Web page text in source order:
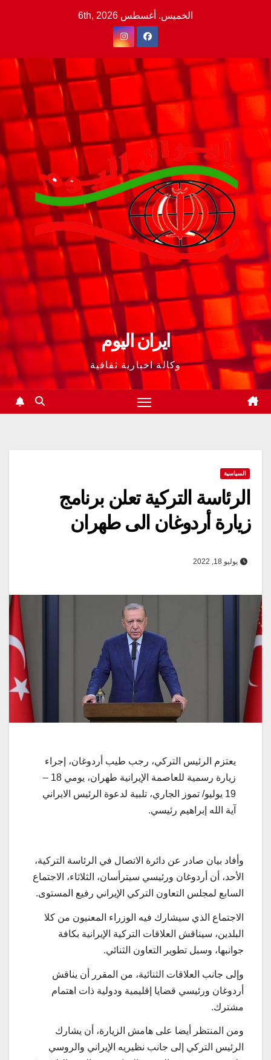
الخميس. أغسطس 6th, 2026
ايران اليوم
وكالة اخبارية ثقافية
السياسية
الرئاسة التركية تعلن برنامج
زيارة أردوغان الى طهران
يوليو 18, 2022
يعتزم الرئيس التركي، رجب طيب أردوغان، إجراء
زيارة رسمية للعاصمة الإيرانية طهران، يومي 18 –
19 يوليو/ تموز الجاري، تلبية لدعوة الرئيس الایراني
آية الله إبراهيم رئيسي.
وأفاد بيان صادر عن دائرة الاتصال في الرئاسة التركية،
الأحد، أن أردوغان ورئيسي سيترأسان، الثلاثاء، الاجتماع
السابع لمجلس التعاون التركي الإيراني رفيع المستوى.
الاجتماع الذي سيشارك فيه الوزراء المعنيون من كلا
البلدين، سيناقش العلاقات التركية الإيرانية بكافة
جوانبها، وسبل تطوير التعاون الثنائي.
وإلى جانب العلاقات الثنائية، من المقرر أن يناقش
أردوغان ورئيسي قضايا إقليمية ودولية ذات اهتمام
مشترك.
ومن المنتظر أيضا على هامش الزيارة، أن يشارك
الرئيس التركي إلى جانب نظيريه الإيراني والروسي